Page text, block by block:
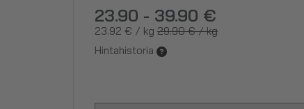
23.90 - 39.90 €
23.92 € / kg 29.90 € / kg
Hintahistoria